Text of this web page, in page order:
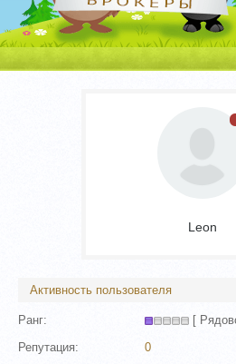
Leon
Активность пользователя
Ранг: [
Репутация: 0